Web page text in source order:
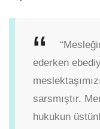
ederken
sarsmıştır.
hukukun